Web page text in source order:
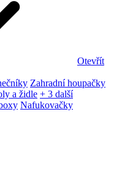
Otevřít
Zahradní houpačky
a židle + 3 další
Nafukovačky